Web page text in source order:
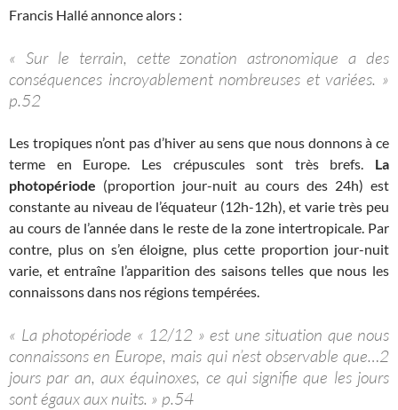
Francis Hallé annonce alors :
« Sur le terrain, cette zonation astronomique a des
conséquences incroyablement nombreuses et variées. »
p.52
Les tropiques n’ont pas d’hiver au sens que nous donnons à ce
terme en Europe. Les crépuscules sont très brefs. La
photopériode (proportion jour-nuit au cours des 24h) est
constante au niveau de l’équateur (12h-12h), et varie très peu
au cours de l’année dans le reste de la zone intertropicale. Par
contre, plus on s’en éloigne, plus cette proportion jour-nuit
varie, et entraîne l’apparition des saisons telles que nous les
connaissons dans nos régions tempérées.
« La photopériode « 12/12 » est une situation que nous
connaissons en Europe, mais qui n’est observable que…2
jours par an, aux équinoxes, ce qui signifie que les jours
sont égaux aux nuits. » p.54